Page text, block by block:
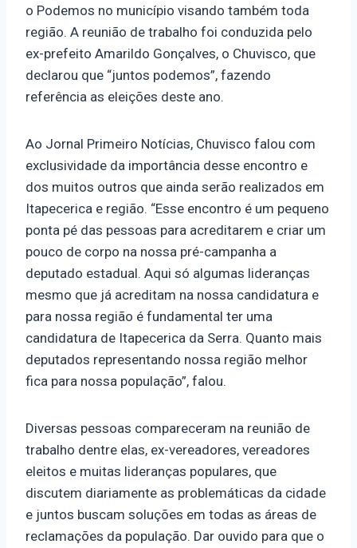
o Podemos no município visando também toda
região. A reunião de trabalho foi conduzida pelo
ex-prefeito Amarildo Gonçalves, o Chuvisco, que
declarou que “juntos podemos”, fazendo
referência as eleições deste ano.
Ao Jornal Primeiro Notícias, Chuvisco falou com
exclusividade da importância desse encontro e
dos muitos outros que ainda serão realizados em
Itapecerica e região. “Esse encontro é um pequeno
ponta pé das pessoas para acreditarem e criar um
pouco de corpo na nossa pré-campanha a
deputado estadual. Aqui só algumas lideranças
mesmo que já acreditam na nossa candidatura e
para nossa região é fundamental ter uma
candidatura de Itapecerica da Serra. Quanto mais
deputados representando nossa região melhor
fica para nossa população”, falou.
Diversas pessoas compareceram na reunião de
trabalho dentre elas, ex-vereadores, vereadores
eleitos e muitas lideranças populares, que
discutem diariamente as problemáticas da cidade
e juntos buscam soluções em todas as áreas de
reclamações da população. Dar ouvido para que o